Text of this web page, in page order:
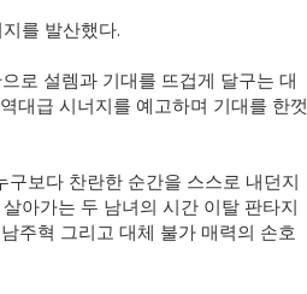
를 발산했다.
으로 설렘과 기대를 뜨겁게 달구는 대
대급 시너지를 예고하며 기대를 한껏
구보다 찬란한 순간을 스스로 내던지
아가는 두 남녀의 시간 이탈 판타지
남주혁 그리고 대체 불가 매력의 손호